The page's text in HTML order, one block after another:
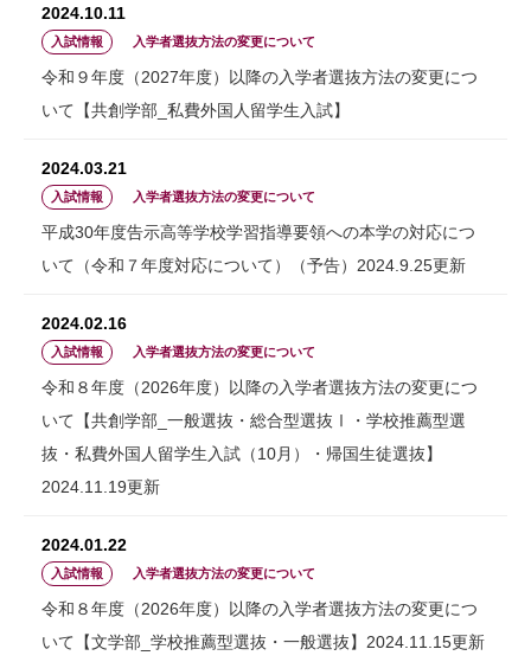
2024.10.11
入試情報 入学者選抜方法の変更について
令和９年度（2027年度）以降の入学者選抜方法の変更につ
いて【共創学部_私費外国人留学生入試】
2024.03.21
入試情報 入学者選抜方法の変更について
平成30年度告示高等学校学習指導要領への本学の対応につ
いて（令和７年度対応について）（予告）2024.9.25更新
2024.02.16
入試情報 入学者選抜方法の変更について
令和８年度（2026年度）以降の入学者選抜方法の変更につ
いて【共創学部_一般選抜・総合型選抜Ⅰ・学校推薦型選
抜・私費外国人留学生入試（10月）・帰国生徒選抜】
2024.11.19更新
2024.01.22
入試情報 入学者選抜方法の変更について
令和８年度（2026年度）以降の入学者選抜方法の変更につ
いて【文学部_学校推薦型選抜・一般選抜】2024.11.15更新